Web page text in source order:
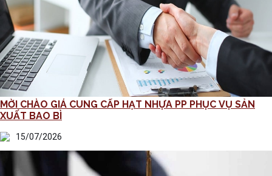
MỜI CHÀO GIÁ CUNG CẤP HẠT NHỰA PP PHỤC VỤ SẢN
XUẤT BAO BÌ
15/07/2026